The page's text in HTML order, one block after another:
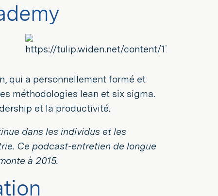
qui a personnellement formé et
méthodologies lean et six sigma.
et la productivité.
dans les individus et les
Ce podcast-entretien de longue
à 2015.